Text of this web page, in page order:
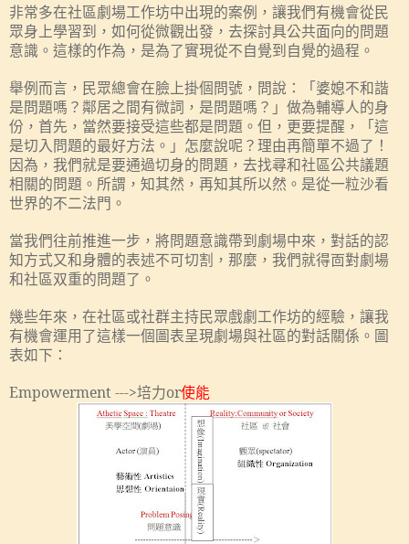
非常多在社區劇場工作坊中出現的案例，讓我們有機會從民
眾身上學習到，如何從微觀出發，去探討具公共面向的問題
意識。這樣的作為，是為了實現從不自覺到自覺的過程。
舉例而言，民眾總會在臉上掛個問號，問說：「婆媳不和諧
是問題嗎？鄰居之間有微詞，是問題嗎？」做為輔導人的身
份，首先，當然要接受這些都是問題。但，更要提醒，「這
是切入問題的最好方法。」怎麼說呢？理由再簡單不過了！
因為，我們就是要通過切身的問題，去找尋和社區公共議題
相關的問題。所謂，知其然，再知其所以然。是從一粒沙看
世界的不二法門。
當我們往前推進一步，將問題意識帶到劇場中來，對話的認
知方式又和身體的表述不可切割，那麼，我們就得靣對劇場
和社區双重的問題了。
幾些年來，在社區或社群主持民眾戲劇工作坊的經驗，讓我
有機會運用了這樣一個圖表呈現劇場與社區的對話關係。圖
表如下：
Empowerment --->培力or使能